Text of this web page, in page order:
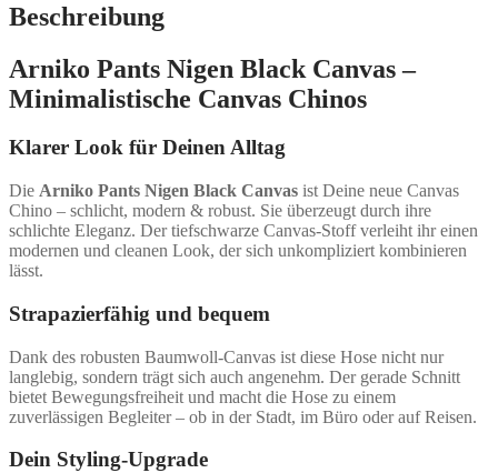
Beschreibung
Arniko Pants Nigen Black Canvas –
Minimalistische Canvas Chinos
Klarer Look für Deinen Alltag
Die Arniko Pants Nigen Black Canvas ist Deine neue Canvas
Chino – schlicht, modern & robust. Sie überzeugt durch ihre
schlichte Eleganz. Der tiefschwarze Canvas-Stoff verleiht ihr einen
modernen und cleanen Look, der sich unkompliziert kombinieren
lässt.
Strapazierfähig und bequem
Dank des robusten Baumwoll-Canvas ist diese Hose nicht nur
langlebig, sondern trägt sich auch angenehm. Der gerade Schnitt
bietet Bewegungsfreiheit und macht die Hose zu einem
zuverlässigen Begleiter – ob in der Stadt, im Büro oder auf Reisen.
Dein Styling-Upgrade